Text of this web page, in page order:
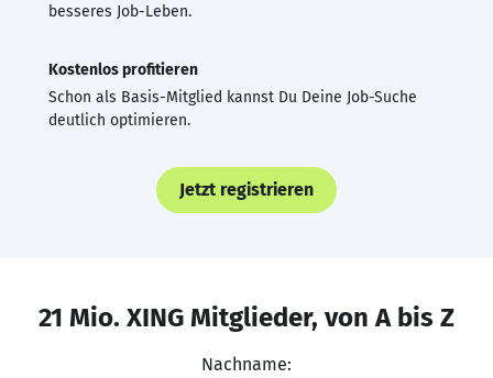
besseres Job-Leben.
Kostenlos profitieren
Schon als Basis-Mitglied kannst Du Deine Job-Suche
deutlich optimieren.
Jetzt registrieren
21 Mio. XING Mitglieder, von A bis Z
Nachname: